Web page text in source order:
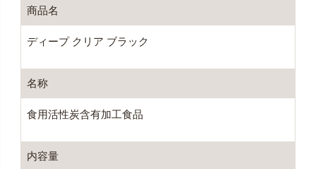
商品名
ディープ クリア ブラック
名称
食用活性炭含有加工食品
内容量